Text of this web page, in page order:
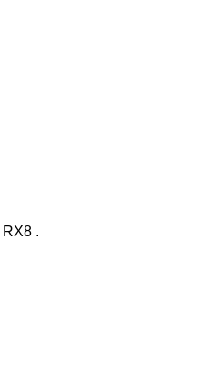
RX8 .